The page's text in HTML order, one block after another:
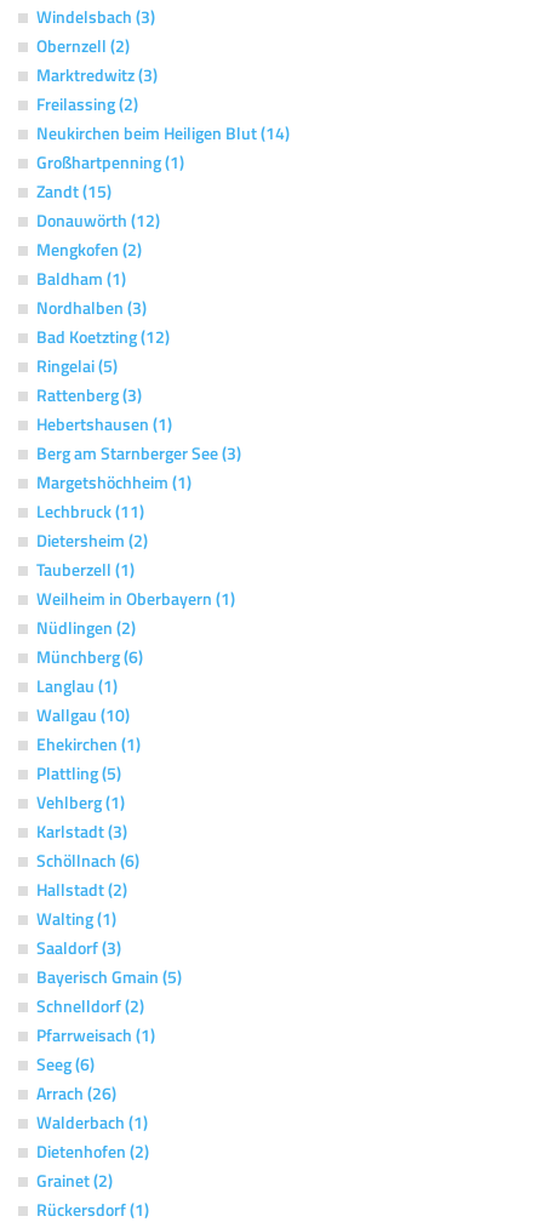
Windelsbach (3)
Obernzell (2)
Marktredwitz (3)
Freilassing (2)
Neukirchen beim Heiligen Blut (14)
Großhartpenning (1)
Zandt (15)
Donauwörth (12)
Mengkofen (2)
Baldham (1)
Nordhalben (3)
Bad Koetzting (12)
Ringelai (5)
Rattenberg (3)
Hebertshausen (1)
Berg am Starnberger See (3)
Margetshöchheim (1)
Lechbruck (11)
Dietersheim (2)
Tauberzell (1)
Weilheim in Oberbayern (1)
Nüdlingen (2)
Münchberg (6)
Langlau (1)
Wallgau (10)
Ehekirchen (1)
Plattling (5)
Vehlberg (1)
Karlstadt (3)
Schöllnach (6)
Hallstadt (2)
Walting (1)
Saaldorf (3)
Bayerisch Gmain (5)
Schnelldorf (2)
Pfarrweisach (1)
Seeg (6)
Arrach (26)
Walderbach (1)
Dietenhofen (2)
Grainet (2)
Rückersdorf (1)